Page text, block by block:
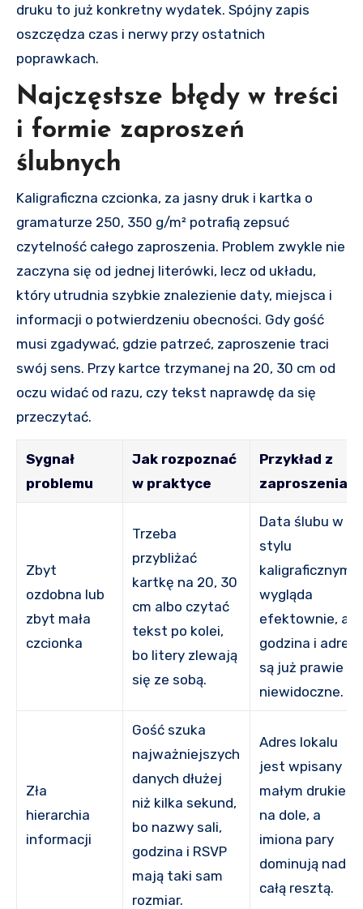
druku to już konkretny wydatek. Spójny zapis
oszczędza czas i nerwy przy ostatnich
poprawkach.
Najczęstsze błędy w treści
i formie zaproszeń
ślubnych
Kaligraficzna czcionka, za jasny druk i kartka o
gramaturze 250, 350 g/m² potrafią zepsuć
czytelność całego zaproszenia. Problem zwykle nie
zaczyna się od jednej literówki, lecz od układu,
który utrudnia szybkie znalezienie daty, miejsca i
informacji o potwierdzeniu obecności. Gdy gość
musi zgadywać, gdzie patrzeć, zaproszenie traci
swój sens. Przy kartce trzymanej na 20, 30 cm od
oczu widać od razu, czy tekst naprawdę da się
przeczytać.
Sygnał
problemu
Jak rozpoznać
w praktyce
Przykład z
zaproszenia
Zbyt
ozdobna lub
zbyt mała
czcionka
Trzeba
przybliżać
kartkę na 20, 30
cm albo czytać
tekst po kolei,
bo litery zlewają
się ze sobą.
Data ślubu w
stylu
kaligraficznym
wygląda
efektownie, ale
godzina i adres
są już prawie
niewidoczne.
Zła
hierarchia
informacji
Gość szuka
najważniejszych
danych dłużej
niż kilka sekund,
bo nazwy sali,
godzina i RSVP
mają taki sam
rozmiar.
Adres lokalu
jest wpisany
małym drukiem
na dole, a
imiona pary
dominują nad
całą resztą.